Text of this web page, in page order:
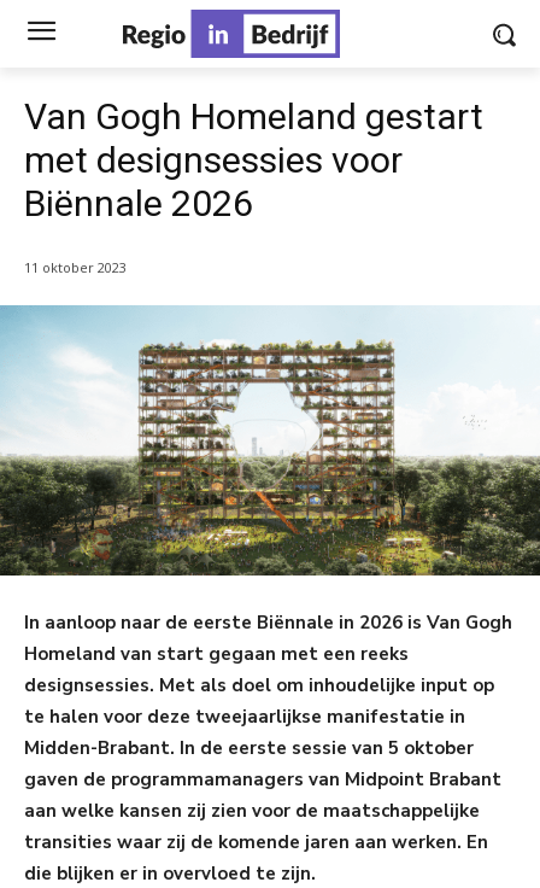
Van Gogh Homeland gestart
met designsessies voor
Biënnale 2026
11 oktober 2023
In aanloop naar de eerste Biënnale in 2026 is Van Gogh
Homeland van start gegaan met een reeks
designsessies. Met als doel om inhoudelijke input op
te halen voor deze tweejaarlijkse manifestatie in
Midden-Brabant. In de eerste sessie van 5 oktober
gaven de programmamanagers van Midpoint Brabant
aan welke kansen zij zien voor de maatschappelijke
transities waar zij de komende jaren aan werken. En
die blijken er in overvloed te zijn.